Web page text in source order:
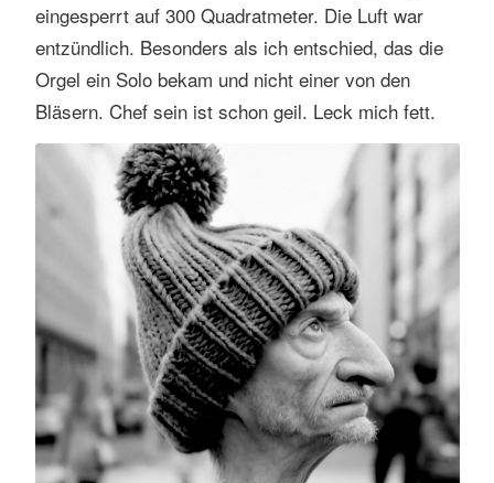
eingesperrt auf 300 Quadratmeter. Die Luft war
entzündlich. Besonders als ich entschied, das die
Orgel ein Solo bekam und nicht einer von den
Bläsern. Chef sein ist schon geil. Leck mich fett.